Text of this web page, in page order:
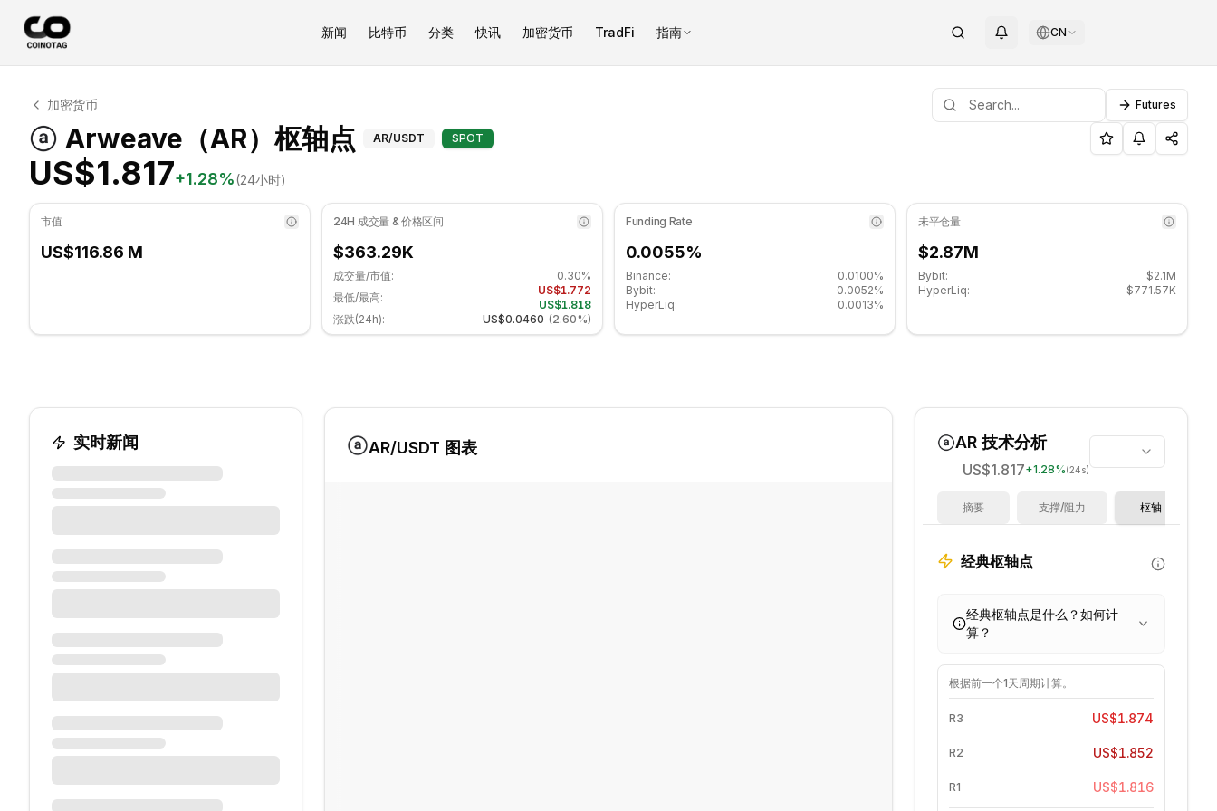
新闻 比特币 分类 快讯 加密货币 TradFi 指南 CN
Arweave 技术分析
加密货币 Futures
Arweave（AR）枢轴点 Arweave（AR）枢轴点 - COINOTAG
AR/USDT SPOT
US$1.817+1.28%(24小时)
市值
US$116.86 M
24H 成交量 & 价格区间
$363.29K
成交量/市值:
0.30%
最低/最高:
US$1.772
US$1.818
涨跌(24h):
US$0.0460 (2.60%)
Funding Rate
0.0055%
Binance:
0.0100%
Bybit:
0.0052%
HyperLiq:
0.0013%
未平仓量
$2.87M
Bybit:
$2.1M
HyperLiq:
$771.57K
实时新闻 AR/USDT 图表 AR技术分析
US$1.817+1.28%(24s)
摘要 支撑/阻力 枢轴
经典枢轴点
经典枢轴点是什么？如何计
算？
根据前一个1天周期计算。
R3 US$1.874
R2 US$1.852
R1 US$1.816